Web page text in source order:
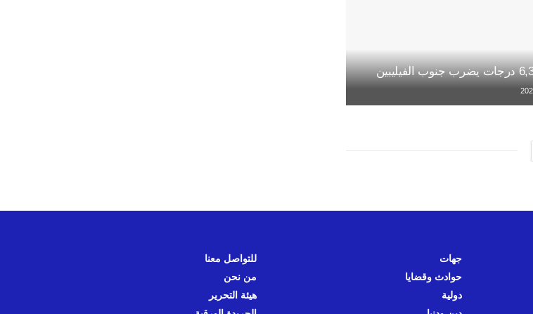
جهات
حوادث وقضايا
دولية
للتواصل معنا
من نحن
هيئة التحرير